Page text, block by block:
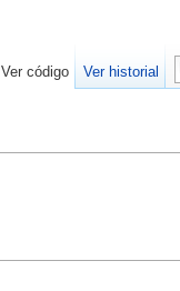
Ver código Ver historial